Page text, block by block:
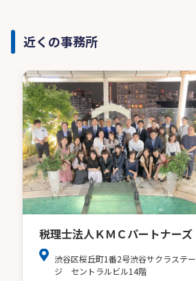
近くの事務所
税理士法人ＫＭＣパートナーズ
渋谷区桜丘町1番2号渋谷サクラステー
ジ セントラルビル14階